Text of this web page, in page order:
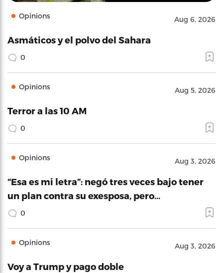
Opinions Aug 6, 2026
Asmáticos y el polvo del Sahara
0
Opinions Aug 5, 2026
Terror a las 10 AM
0
Opinions Aug 3, 2026
“Esa es mi letra”: negó tres veces bajo tener
un plan contra su exesposa, pero…
0
Opinions Aug 3, 2026
Voy a Trump y pago doble